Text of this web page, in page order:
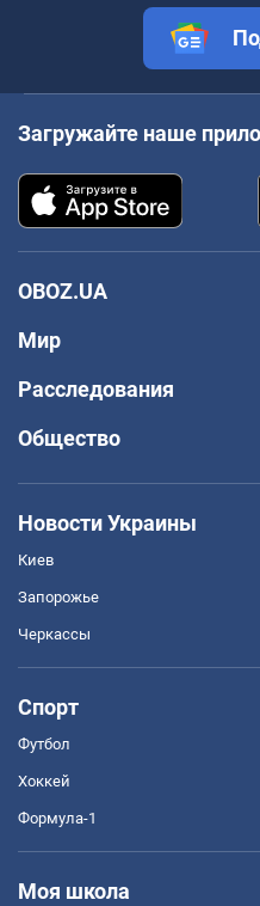
Загружайте наше
OBOZ.UA
Мир
Расследования
Общество
Новости Украины
Киев
Запорожье
Черкассы
Спорт
Футбол
Хоккей
Формула-1
Моя школа